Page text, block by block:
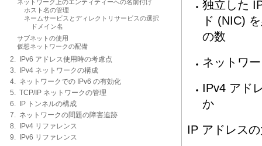
ネットワーク上のエンティティーへの名前付け
ホスト名の管理
ネームサービスとディレクトリサービスの選択
ドメイン名
サブネットの使用
仮想ネットワークの配備
2. IPv6 アドレス使用時の考慮点
3. IPv4 ネットワークの構成
4. ネットワークでの IPv6 の有効化
5. TCP/IP ネットワークの管理
6. IP トンネルの構成
7. ネットワークの問題の障害追跡
8. IPv4 リファレンス
9. IPv6 リファレンス
独立した
ド (NIC)
の数
ネットワ
IPv4 アド
か
IP アドレス